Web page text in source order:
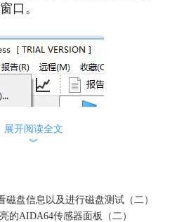
口。
视工具”，然后找到其中
展开阅读全文
︾
磁盘信息以及进行磁盘测试（二）
的AIDA64传感器面板（二）